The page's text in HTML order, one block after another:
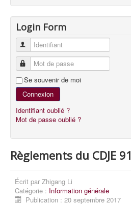
Login Form
Identifiant
Mot de passe
Se souvenir de moi
Connexion
Identifiant oublié ?
Mot de passe oublié ?
Règlements du CDJE 91
Écrit par Zhigang Li
Catégorie : Information générale
Publication : 20 septembre 2017